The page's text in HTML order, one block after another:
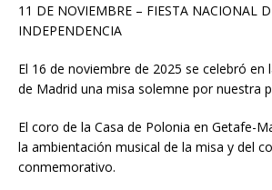
11 DE NOVIEMBRE – FIESTA NACIONAL
INDEPENDENCIA
El 16 de noviembre de 2025 se celebró en
de Madrid una misa solemne por nuestra
El coro de la Casa de Polonia en Getafe-
la ambientación musical de la misa y del
conmemorativo.